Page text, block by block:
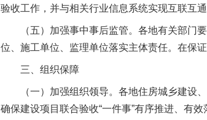
验收工作，并与相关行业信息系统实现互联互通
（五）加强事中事后监管。各地有关部门要
位、施工单位、监理单位落实主体责任。在保
三、组织保障
（一）加强组织领导。各地住房城乡建设、
确保建设项目联合验收“一件事”有序推进、有